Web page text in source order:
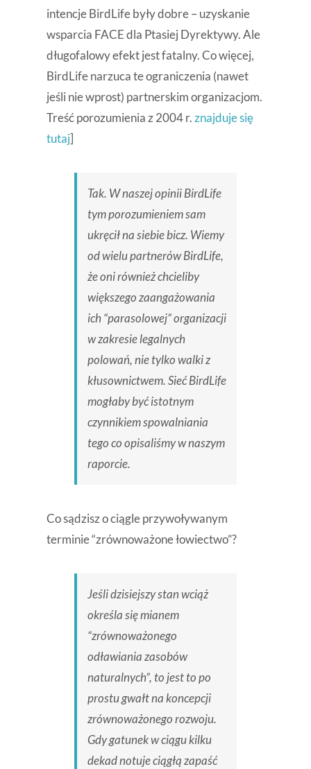
intencje BirdLife były dobre – uzyskanie
wsparcia FACE dla Ptasiej Dyrektywy. Ale
długofalowy efekt jest fatalny. Co więcej,
BirdLife narzuca te ograniczenia (nawet
jeśli nie wprost) partnerskim organizacjom.
Treść porozumienia z 2004 r.znajduje się
tutaj]
Tak. W naszej opinii BirdLife
tym porozumieniem sam
ukręcił na siebie bicz. Wiemy
od wielu partnerów BirdLife,
że oni również chcieliby
większego zaangażowania
ich “parasolowej” organizacji
w zakresie legalnych
polowań, nie tylko walki z
kłusownictwem. Sieć BirdLife
mogłaby być istotnym
czynnikiem spowalniania
tego co opisaliśmy w naszym
raporcie.
Co sądzisz o ciągle przywoływanym
terminie “zrównoważone łowiectwo”?
Jeśli dzisiejszy stan wciąż
określa się mianem
“zrównoważonego
odławiania zasobów
naturalnych”, to jest to po
prostu gwałt na koncepcji
zrównoważonego rozwoju.
Gdy gatunek w ciągu kilku
dekad notuje ciągłą zapaść